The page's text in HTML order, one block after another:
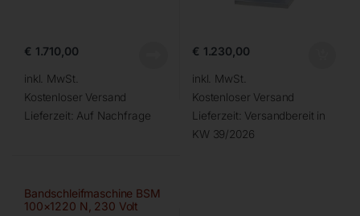
€ 1.710,00
inkl. MwSt.
Kostenloser Versand
Lieferzeit: Auf Nachfrage
€ 1.230,00
inkl. MwSt.
Kostenloser Versand
Lieferzeit: Versandbereit in
KW 39/2026
Bandschleifmaschine BSM
100×1220 N, 230 Volt